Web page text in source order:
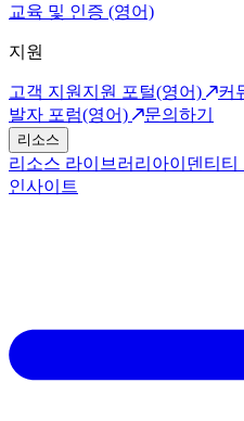
교육 및 인증 (영어)
지원
고객 지원 지원 포털(영어) 커
발자 포럼(영어)
문의하기
리소스
리소스 라이브러리 아이덴티티
인사이트